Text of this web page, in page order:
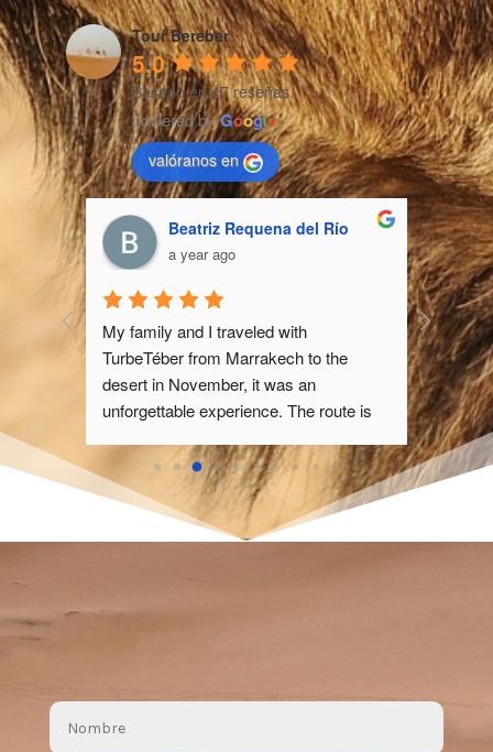
Tour Bereber
5.0
Basado en 47 reseñas.
powered byGoogle
valóranos en
well-
Beatriz Requena del Río
a year ago
My family and I traveled with
TurbeTéber from Marrakech to the
desert in November, it was an
unforgettable experience. The route is
landscapes of the Atlas and small
Berber villages. Upon reaching the
desert, sleeping under the stars in a
luxury camp is magical, and the camel
those looking to explore Morocco in an
authentic and comfortable way.